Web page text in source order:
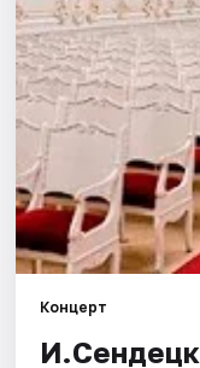
Артисты
Рейтинги
Концерт